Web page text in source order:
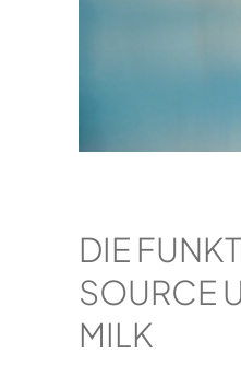
DIE
SOURCE
MILK